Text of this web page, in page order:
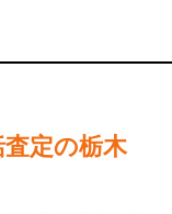
定の栃木